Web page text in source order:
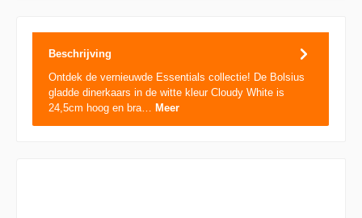
Beschrijving
Ontdek de vernieuwde Essentials collectie! De Bolsius
gladde dinerkaars in de witte kleur Cloudy White is
24,5cm hoog en bra… Meer